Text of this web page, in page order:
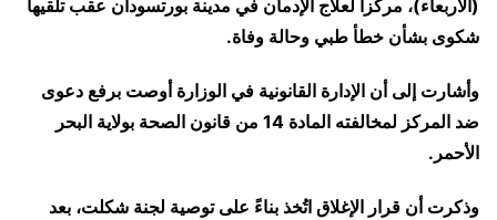
(الأربعاء)، مركزاً لعلاج الإدمان في مدينة بورتسودان عقب تلقيها
شكوى بشأن خطأ طبي وحالة وفاة.
وأشارت إلى أن الإدارة القانونية في الوزارة أوصت برفع دعوى
ضد المركز لمخالفته المادة 14 من قانون الصحة بولاية البحر
الأحمر.
وذكرت أن قرار الإغلاق اتُخذ بناءً على توصية لجنة شكلت، بعد